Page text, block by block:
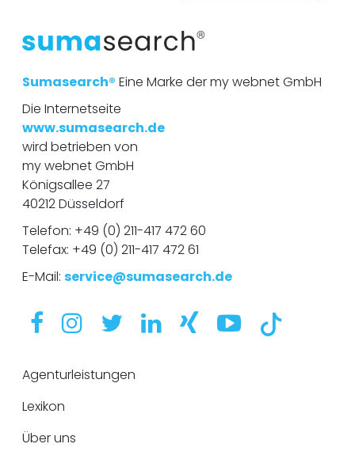
m
e
Sumasearch® Eine Marke der my webnet GmbH
Die Internetseite
www.sumasearch.de
wird betrieben von
my webnet GmbH
Königsallee 27
40212 Düsseldorf
Telefon: +49 (0) 211-417 472 60
Telefax: +49 (0) 211-417 472 61
E-Mail: service@sumasearch.de
Agenturleistungen
Lexikon
Über uns